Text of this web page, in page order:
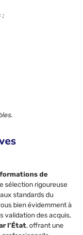
;
formations de
sélection rigoureuse
standards du
bien évidemment à
validation des acquis,
l’État, offrant une